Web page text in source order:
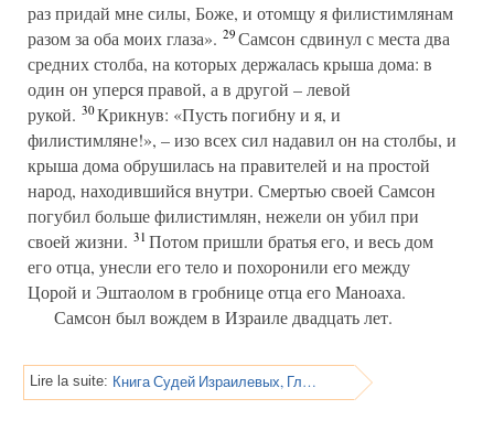
раз придай мне силы, Боже, и отомщу я филистимлянам
разом за оба моих глаза». 29Самсон сдвинул с места два
средних столба, на которых держалась крыша дома: в
один он уперся правой, а в другой – левой
рукой. 30Крикнув: «Пусть погибну и я, и
филистимляне!», – изо всех сил надавил он на столбы, и
крыша дома обрушилась на правителей и на простой
народ, находившийся внутри. Смертью своей Самсон
погубил больше филистимлян, нежели он убил при
своей жизни. 31Потом пришли братья его, и весь дом
его отца, унесли его тело и похоронили его между
Цорой и Эштаолом в гробнице отца его Маноаха.
Самсон был вождем в Израиле двадцать лет.
Lire la suite: Книга Судей Израилевых, Глава 17